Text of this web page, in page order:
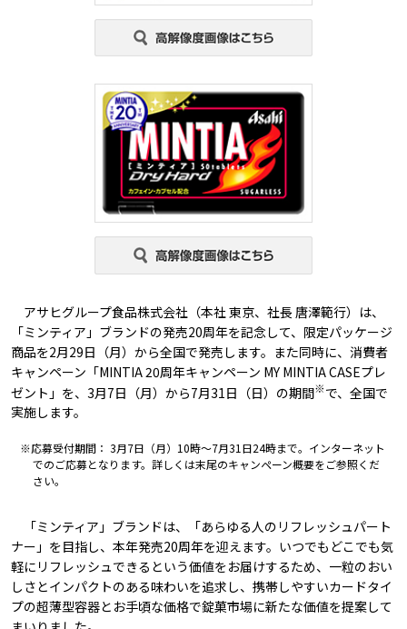
アサヒグループ食品株式会社（本社 東京、社長 唐澤範行）は、
「ミンティア」ブランドの発売20周年を記念して、限定パッケージ
商品を2月29日（月）から全国で発売します。また同時に、消費者
キャンペーン「MINTIA 20周年キャンペーン MY MINTIA CASEプレ
ゼント」を、3月7日（月）から7月31日（日）の期間※で、全国で
実施します。
※応募受付期間： 3月7日（月）10時～7月31日24時まで。インターネット
でのご応募となります。詳しくは末尾のキャンペーン概要をご参照くだ
さい。
「ミンティア」ブランドは、「あらゆる人のリフレッシュパート
ナー」を目指し、本年発売20周年を迎えます。いつでもどこでも気
軽にリフレッシュできるという価値をお届けするため、一粒のおい
しさとインパクトのある味わいを追求し、携帯しやすいカードタイ
プの超薄型容器とお手頃な価格で錠菓市場に新たな価値を提案して